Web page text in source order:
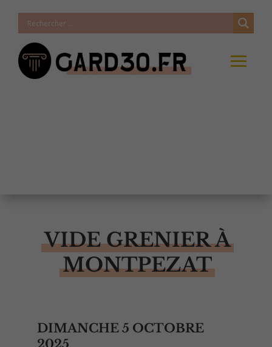
VIDE GRENIER À
MONTPEZAT
DIMANCHE 5 OCTOBRE
2025